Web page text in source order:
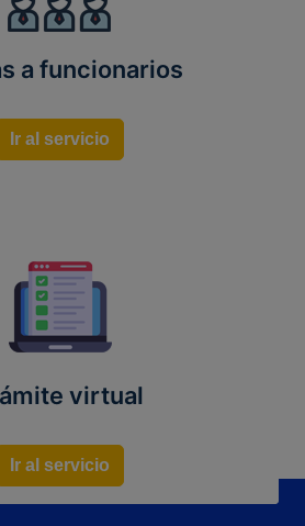
a funcionarios
Ir al servicio
virtual
Ir al servicio